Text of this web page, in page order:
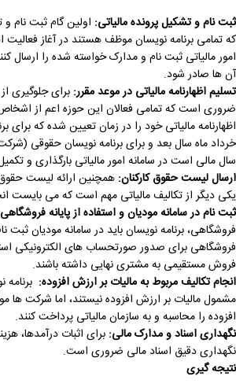
ثبت نام و تشکیل پرونده مالیاتی: اولین گام ثبت نام
که تمامی برنامه نویسان موظف هستند در آغاز فعالیت
امور مالیاتی ثبت نام و مدارک خواسته شده را ارسال
آن ها صادر شود.
تسلیم اظهارنامه مالیاتی در موعد مقرر: برای جلوگیری
ضروری است که تمامی فعالان این حوزه اعم از
اظهارنامه مالیاتی خود را در زمان تعیین شده که برای
سال مالی است در سامانه امور مالیاتی بارگذاری و
ارسال لیست حقوق کارکنان: همچنین ارائه لیست
یکی دیگر از تکالیف مالیاتی مهم است که می بایست
ثبت نام در سامانه مودیان و استفاده از پایانه
فروشگاهی، برنامه نویسان باید در سامانه مودیان ثبت
فروشگاهی برای صدور صورتحساب های الکترونیکی
فروش مستقیمی به مشتری نهایی داشته باشند.
انجام تکالیف مربوط به مالیات بر ارزش افزوده:
افزوده را محاسبه و به سازمان مالیاتی پرداخت کنند.
نگهداری اسناد و مدارک مالی: برای اثبات درآمدها،
نگهداری دقیق اسناد مالی ضروری است.
نتیجه گیری